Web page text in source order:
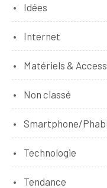
Idées
Internet
Matériels &
Non classé
Smartphone/
Technologie
Tendance